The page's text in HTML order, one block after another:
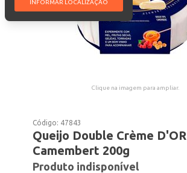
INFORMAR LOCALIZAÇÃO
Clique na imagem para ampliar.
Código: 47843
Queijo Double Crème D'OR
Camembert 200g
Produto indisponível